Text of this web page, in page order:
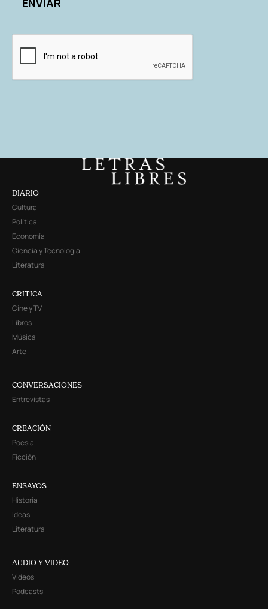
DIARIO
Cultura
Política
Economía
Ciencia y Tecnología
Literatura
CRITICA
Cine y TV
Libros
Música
Arte
CONVERSACIONES
Entrevistas
CREACIÓN
Poesía
Ficción
ENSAYOS
Historia
Ideas
Literatura
AUDIO Y VIDEO
Videos
Podcasts